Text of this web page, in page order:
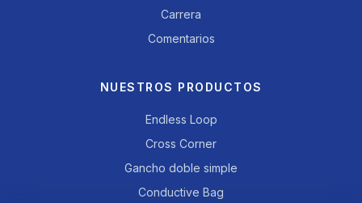
Carrera
Comentarios
NUESTROS PRODUCTOS
Endless Loop
Cross Corner
Gancho doble simple
Conductive Bag